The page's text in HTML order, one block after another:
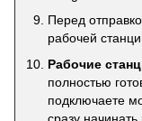
Перед
рабочей
Рабочие
полностью
подключаете
сразу начинать